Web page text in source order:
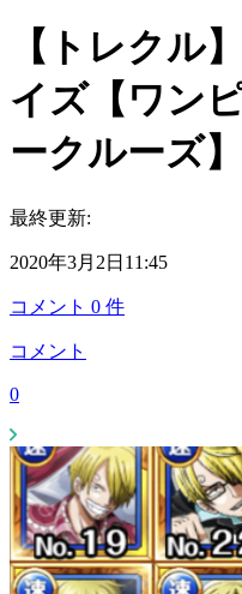
【トレクル
イズ【ワン
ークルーズ】
最終更新:
2020年3月2日11:45
コメント 0 件
コメント
0